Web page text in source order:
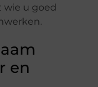
wie u goed
en